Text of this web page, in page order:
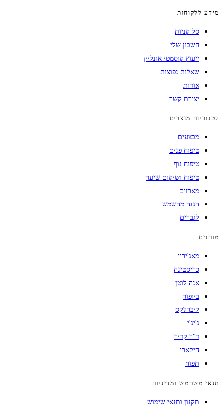
מידע ללקוחות
סל קניות
חשבון שלי
ייעוץ קוסמטי אונליין
שאלות נפוצות
אודות
יצירת קשר
קטגוריות מוצרים
מבצעים
טיפוח פנים
טיפוח גוף
טיפוח ושיקום שיער
מארזים
הגנה מהשמש
לגברים
מותגים
מאג'יריי
כריסטינה
אנה לוטן
ביופור
ליברלקס
ג'יג'י
ד"ר קדיר
היקארי
תפוח
תנאי משתמש ומדיניות
תקנון ותנאי שימוש